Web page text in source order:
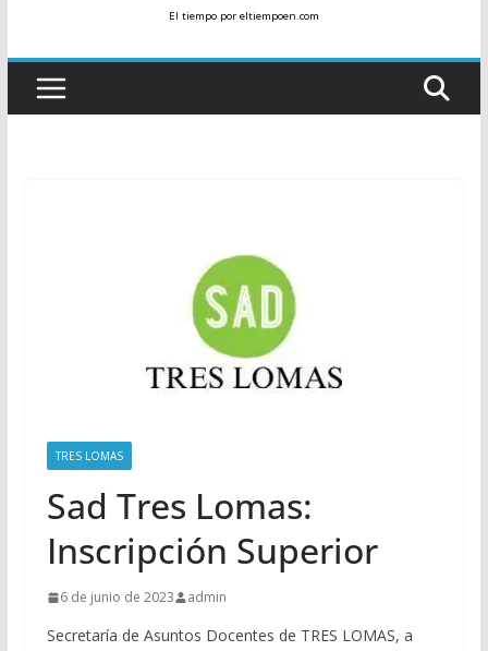
El tiempopor eltiempoen.com
TRES LOMAS
Sad Tres Lomas:
Inscripción Superior
6 de junio de 2023 admin
Secretaría de Asuntos Docentes de TRES LOMAS, a